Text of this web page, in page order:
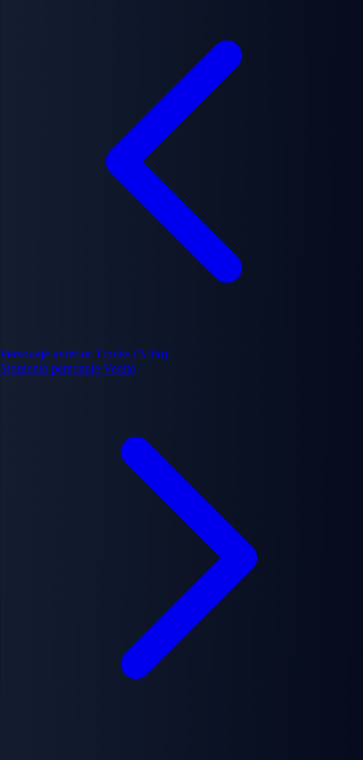
Personaje anterior Trunks (Niño)
Siguiente personaje Vegito